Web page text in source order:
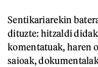
Sentikariarekin
dituzte: hitzaldi
komentatuak, haren
saioak,